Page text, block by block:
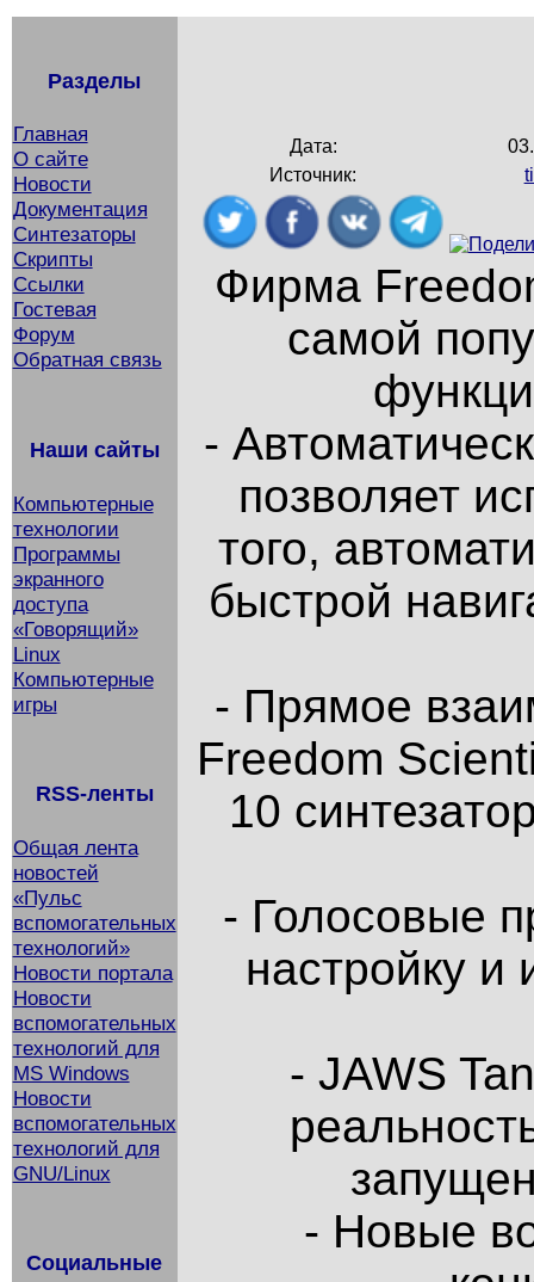
Разделы
Главная
О сайте
Новости
Документация
Синтезаторы
Скрипты
Ссылки
Гостевая
Форум
Обратная связь
Наши сайты
Компьютерные
технологии
Программы
экранного
доступа
«Говорящий»
Linux
Компьютерные
игры
RSS-ленты
Общая лента
новостей
«Пульс
вспомогательных
технологий»
Новости портала
Новости
вспомогательных
технологий для
MS Windows
Новости
вспомогательных
технологий для
GNU/Linux
Социальные
Дата:
Источник:
Фирма
самой
-
позволяет
того,
быстрой
- Прямое
Freedom
10
- Голосовые
настройку и
- JAWS
- Новые